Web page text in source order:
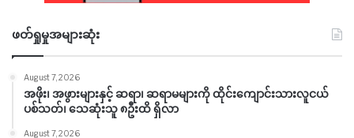
ဖတ်ရှုမှုအများဆုံး
August 7, 2026
အဖိုး၊ အဖွားများနှင့် ဆရာ၊ ဆရာမများကို ထိုင်းကျောင်းသားလူငယ်
ပစ်သတ်၊ သေဆုံးသူ ၈ဦးထိ ရှိလာ
August 7, 2026